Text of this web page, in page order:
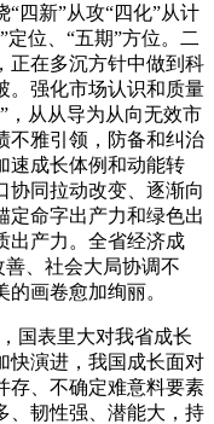
四新”从攻“四化”从计
位、“五期”方位。二
正在多沉方针中做到科
。强化市场认识和质量
，从从导为从向无效市
不雅引领，防备和纠治
速成长体例和动能转
协同拉动改变、逐渐向
定命字出产力和绿色出
出产力。全省经济成
善、社会大局协调不
画卷愈加绚丽。
国表里大对我省成长
快演进，我国成长面对
存、不确定难意料要素
、韧性强、潜能大，持